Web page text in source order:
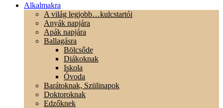
Alkalmakra
A világ legjobb…kulcstartói
Anyák napjára
Apák napjára
Ballagásra
Bölcsőde
Diákoknak
Iskola
Óvoda
Barátoknak, Szülinapok
Doktoroknak
Edzőknek